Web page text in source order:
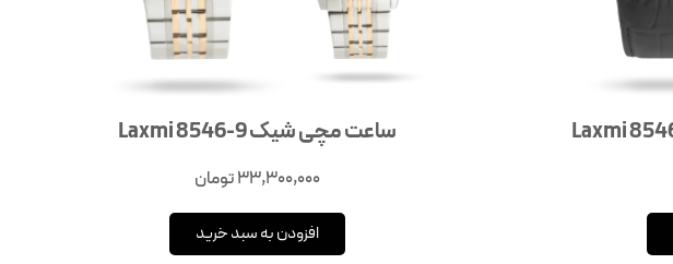
ساعت مچی شیک Laxmi 8546-9
33,300,000تومان
افزودن به سبد خرید